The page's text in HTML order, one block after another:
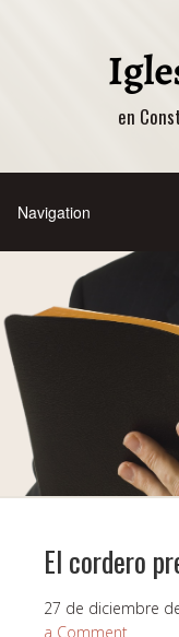
en
El cordero
27 de diciembre
a Comment